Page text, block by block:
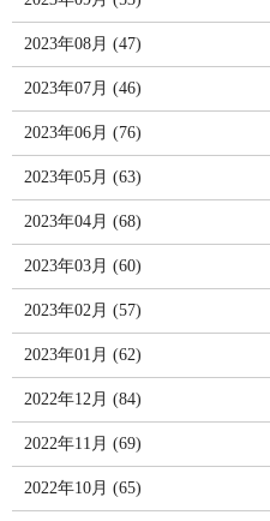
2023年08月 (47)
2023年07月 (46)
2023年06月 (76)
2023年05月 (63)
2023年04月 (68)
2023年03月 (60)
2023年02月 (57)
2023年01月 (62)
2022年12月 (84)
2022年11月 (69)
2022年10月 (65)